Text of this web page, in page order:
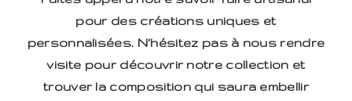
pour des créations uniques et
personnalisées. N'hésitez pas à nous rendre
visite pour découvrir notre collection et
trouver la composition qui saura embellir